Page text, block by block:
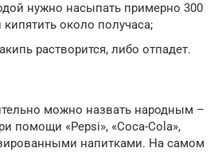
нужно насыпать примерно 300
около получаса;
растворится, либо отпадет.
можно назвать народным –
помощи «Pepsi», «Coca-Cola»,
напитками. На самом